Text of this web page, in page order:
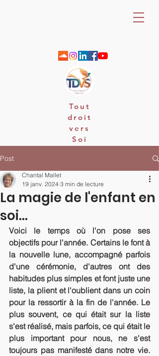
Tout
droit
vers
Soi
Post
La magie de l'enfant en
soi...
Chantal Mallet
19 janv. 2024 3 min de lecture
Voici le temps où l'on pose ses
objectifs pour l'année. Certains le font à
la nouvelle lune, accompagné parfois
d'une cérémonie, d'autres ont des
habitudes plus simples et font juste une
liste, la plient et l'oublient dans un coin
pour la ressortir à la fin de l'année. Le
plus souvent, ce qui était sur la liste
s'est réalisé, mais parfois, ce qui était le
plus important pour nous, ne s'est
toujours pas manifesté dans notre vie.